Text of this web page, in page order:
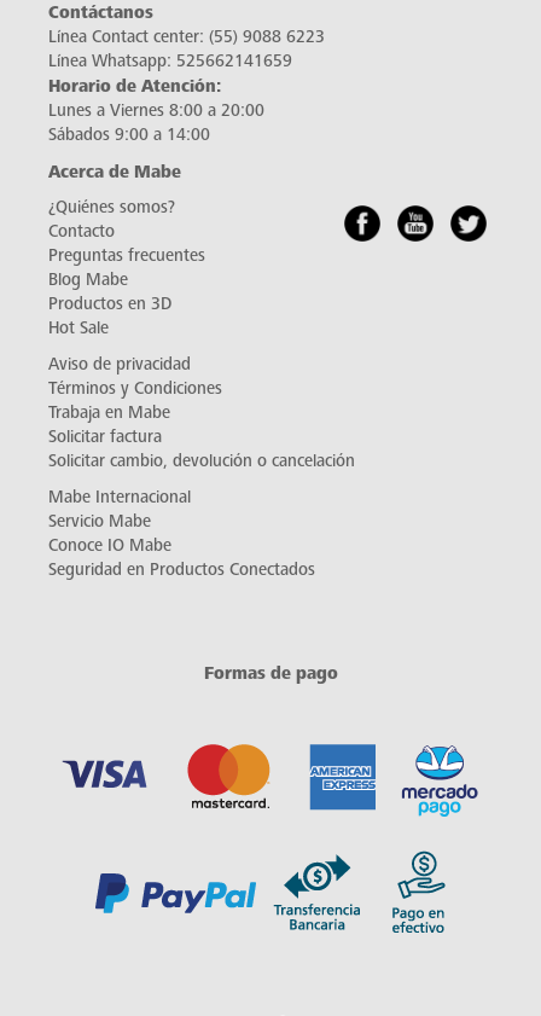
Contáctanos
Línea Contact center: (55) 9088 6223
Línea Whatsapp: 525662141659
Horario de Atención:
Lunes a Viernes 8:00 a 20:00
Sábados 9:00 a 14:00
Acerca de Mabe
¿Quiénes somos?
Contacto
Preguntas frecuentes
Blog Mabe
Productos en 3D
Hot Sale
Aviso de privacidad
Términos y Condiciones
Trabaja en Mabe
Solicitar factura
Solicitar cambio, devolución o cancelación
Mabe Internacional
Servicio Mabe
Conoce IO Mabe
Seguridad en Productos Conectados
Formas de pago